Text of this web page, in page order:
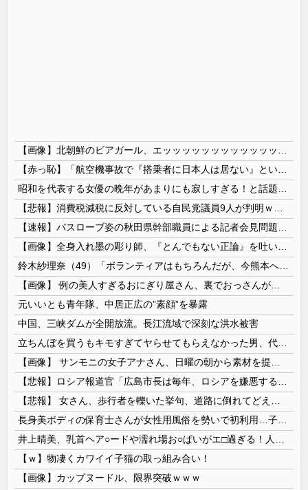
元いいとも青年隊、中居正広の”素顔”を暴露
中国、三峡ダムが全開放流。長江流域で深刻な洪水被害
【ｗ】物凄くカワイイ子猫の取っ組み合い！
【画像】カップヌードル、限界突破ｗｗｗ